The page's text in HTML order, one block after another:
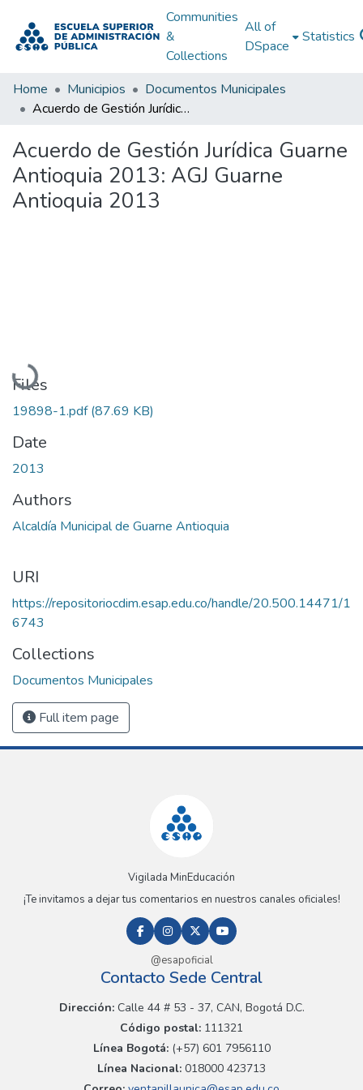
Communities
&
Collections
All of
DSpace
Statistics
Home Municipios
Documentos Municipales
Acuerdo de Gestión Jurídica Guarne Antioquia 2013: AGJ Guarne Antioquia 2013
Acuerdo de Gestión Jurídica Guarne
Antioquia 2013: AGJ Guarne
Antioquia 2013
Loading...
Files
19898-1.pdf(87.69 KB)
Date
2013
Authors
Alcaldía Municipal de Guarne Antioquia
URI
https://repositoriocdim.esap.edu.co/handle/20.500.14471/1
6743
Collections
Documentos Municipales
Full item page
Vigilada MinEducación
¡Te invitamos a dejar tus comentarios en nuestros canales oficiales!
@esapoficial
Contacto Sede Central
Dirección:Calle 44 # 53 - 37, CAN, Bogotá D.C.
Código postal: 111321
Línea Bogotá:(+57) 601 7956110
Línea Nacional: 018000 423713